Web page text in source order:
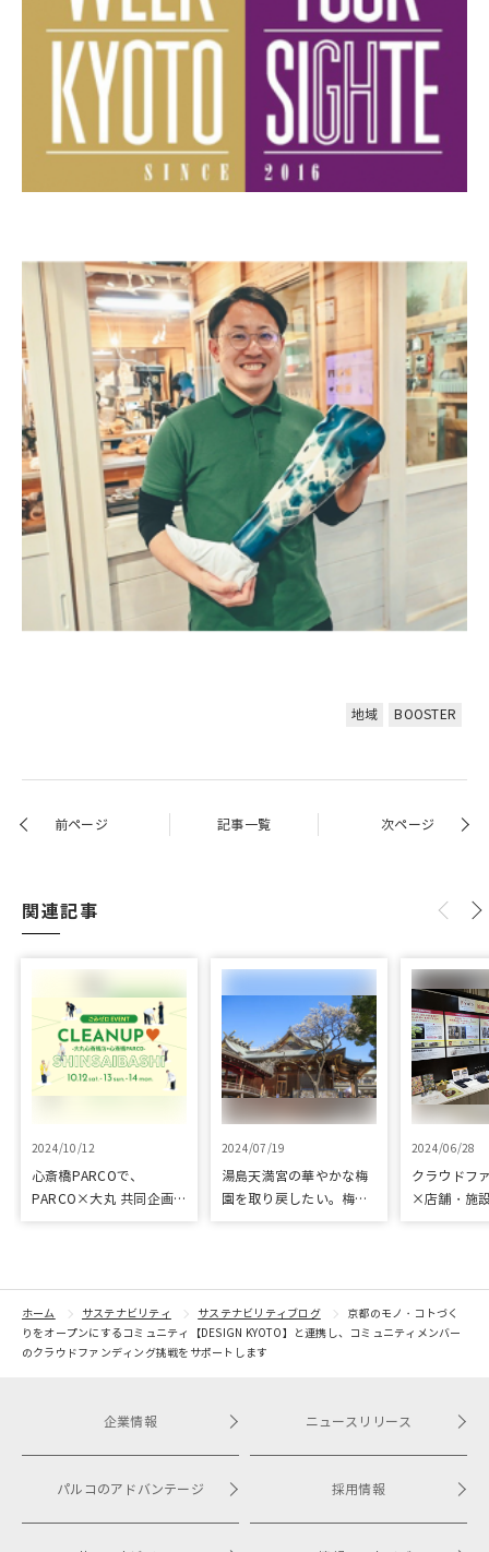
地域 BOOSTER
前ページ 記事一覧 次ページ
関連記事
2024/10/12
心斎橋PARCOで、
PARCO×大丸 共同企画
開催！
2024/07/19
湯島天満宮の華やかな梅
園を取り戻したい。梅園
2024/06/28
クラウドフ
×店舗・施
トをピック
紹介
ホーム サステナビリティ サステナビリティブログ
京都のモノ・コトづく
りをオープンにするコミュニティ【DESIGN KYOTO】と連携し、コミュニティメンバー
のクラウドファンディング挑戦をサポートします
企業情報
パルコのアドバンテージ
ニュースリリース
採用情報